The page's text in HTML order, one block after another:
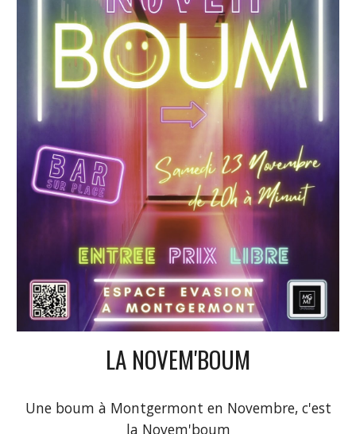
LA NOVEM'BOUM
Une boum à Montgermont en Novembre, c'est
la Novem'boum